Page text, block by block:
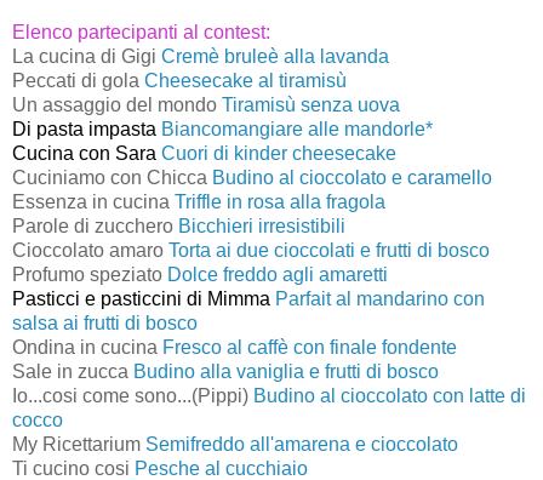
Elenco partecipanti al contest:
La cucina di Gigi Cremè bruleè alla lavanda
Peccati di gola Cheesecake al tiramisù
Un assaggio del mondo Tiramisù senza uova
Di pasta impasta Biancomangiare alle mandorle*
Cucina con Sara Cuori di kinder cheesecake
Cuciniamo con Chicca Budino al cioccolato e caramello
Essenza in cucina Triffle in rosa alla fragola
Parole di zucchero Bicchieri irresistibili
Cioccolato amaro Torta ai due cioccolati e frutti di bosco
Profumo speziato Dolce freddo agli amaretti
Pasticci e pasticcini di Mimma Parfait al mandarino con
salsa ai frutti di bosco
Ondina in cucina Fresco al caffè con finale fondente
Sale in zucca Budino alla vaniglia e frutti di bosco
Io...cosi come sono...(Pippi) Budino al cioccolato con latte di
cocco
My Ricettarium Semifreddo all'amarena e cioccolato
Ti cucino cosi Pesche al cucchiaio